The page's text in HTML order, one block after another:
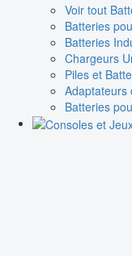
Voir tout
Batteries
Batteries
Chargeurs
Piles et
Adaptateurs
Batteries